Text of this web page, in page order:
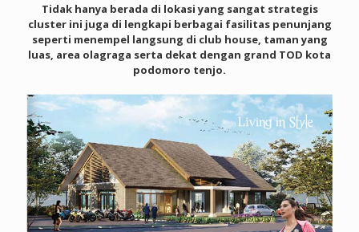
Tidak hanya berada di lokasi yang sangat strategis
cluster ini juga di lengkapi berbagai fasilitas penunjang
seperti menempel langsung di club house, taman yang
luas, area olagraga serta dekat dengan grand TOD kota
podomoro tenjo.